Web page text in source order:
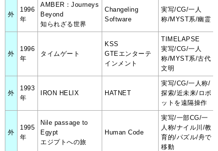
外
1996
年
AMBER：Journeys
Beyond
知られざる世界
Changeling
Software
実写/CG/一人
称/MYST系/幽霊
外
1996
年
タイムゲート
KSS
GTEエンターテ
インメント
TIMELAPSE
実写/CG/一人
称/MYST系/古代
文明
外
1993
年
IRON HELIX HATNET
実写/CG/一人称/
探索/近未来/ロボ
ットを遠隔操作
外
1995
年
Nile passage to
Egypt
エジプトへの旅
Human Code
実写/一部CG/一
人称/ナイル川/教
育的/パズル/舟で
移動